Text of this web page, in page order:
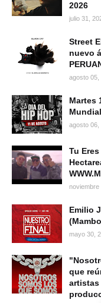
2026
julio 31,
Street
nuevo
agosto 05,
Martes
agosto 06,
Tu
noviembre
Emilio
mayo 30,
que
artistas